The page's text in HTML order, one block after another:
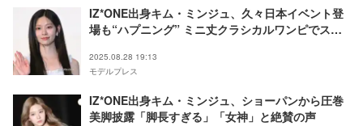
IZ*ONE出身キム・ミンジュ、久々日本イベント登
場も“ハプニング” ミニ丈クラシカルワンピでスラ
2025.08.28 19:13
モデルプレス
IZ*ONE出身キム・ミンジュ、ショーパンから圧巻
美脚披露「脚長すぎる」「女神」と絶賛の声